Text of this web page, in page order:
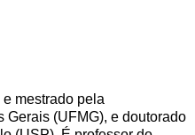
mestrado pela
Gerais (UFMG), e doutorado